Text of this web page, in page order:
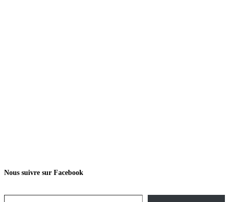
Nous suivre sur Facebook
Saisissez votre adresse e-mail…